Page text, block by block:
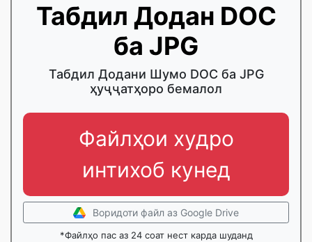
Табдил Додан DOC
ба JPG
Табдил Додани Шумо DOC ба JPG
ҳуҷҷатҳоро бемалол
Файлҳои худро
интихоб кунед
Воридоти файл аз Google Drive
*Файлҳо пас аз 24 соат нест карда шуданд